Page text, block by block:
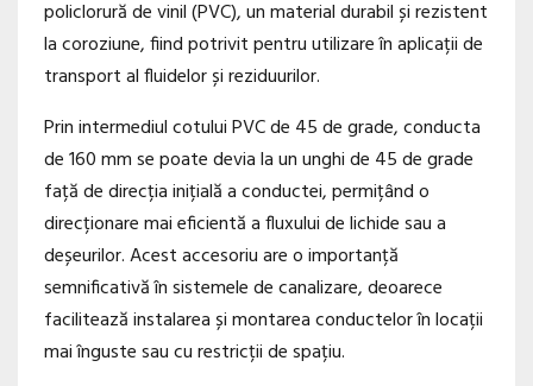
policlorură de vinil (PVC), un material durabil și rezistent
la coroziune, fiind potrivit pentru utilizare în aplicații de
transport al fluidelor și reziduurilor.
Prin intermediul cotului PVC de 45 de grade, conducta
de 160 mm se poate devia la un unghi de 45 de grade
față de direcția inițială a conductei, permițând o
direcționare mai eficientă a fluxului de lichide sau a
deșeurilor. Acest accesoriu are o importanță
semnificativă în sistemele de canalizare, deoarece
facilitează instalarea și montarea conductelor în locații
mai înguste sau cu restricții de spațiu.